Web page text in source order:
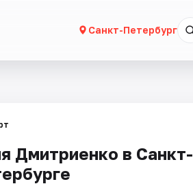
Санкт-Петербург
Дмитриенко в Санкт-